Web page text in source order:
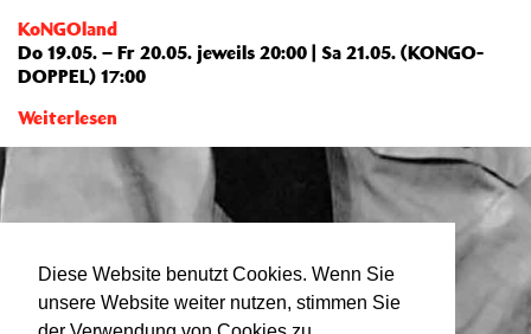
Diese Website benutzt Cookies. Wenn Sie
unsere Website weiter nutzen, stimmen Sie
KoNGOland
Do 19.05. – Fr 20.05. jeweils 20:00 | Sa 21.05. (KONGO-
DOPPEL) 17:00
Weiterlesen